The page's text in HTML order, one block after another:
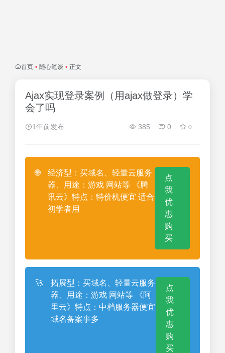
首页 • 随心笔谈 • 正文
Ajax实现登录案例（用ajax做登录）学
会了吗
1年前发布 385 0 0
🌐
经济型：买域名、轻量云服务
器、用途：游戏 网站等 《腾
讯云》特点：特价机便宜 适合
初学者用
点
我
优
惠
购
买
🚀
拓展型：买域名、轻量云服务
器、用途：游戏 网站等 《阿
里云》特点：中档服务器便宜
域名备案事多
点
我
优
惠
购
买